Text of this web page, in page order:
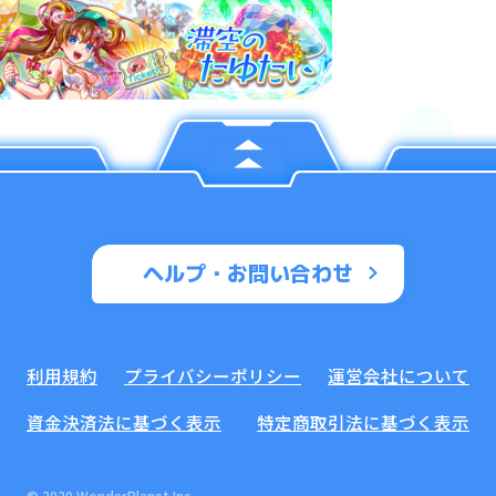
ヘルプ・お問い合わせ
利用規約 プライバシーポリシー
運営会社について
資金決済法に基づく表示
特定商取引法に基づく表示